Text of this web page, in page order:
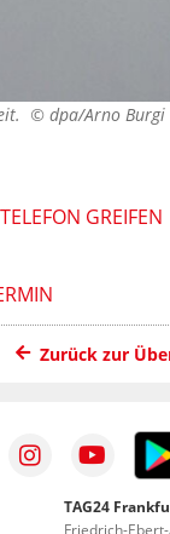
© dpa/Arno Burgi
GREIFEN
Zurück zur
TAG24
Friedrich-